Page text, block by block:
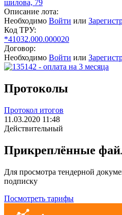
шилова, 79
Описание лота:
Необходимо Войти или
Код ТРУ:
*41032.000.000020
Договор:
Необходимо Войти или
Протоколы
Протокол итогов
11.03.2020 11:48
Действительный
Прикреплённые
Для просмотра тендерной
подписку
Посмотреть тарифы